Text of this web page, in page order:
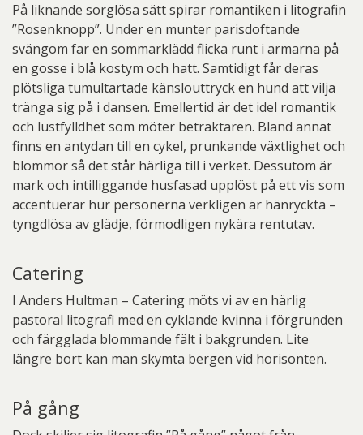
På liknande sorglösa sätt spirar romantiken i litografin
”Rosenknopp”. Under en munter parisdoftande
svängom far en sommarklädd flicka runt i armarna på
en gosse i blå kostym och hatt. Samtidigt får deras
plötsliga tumultartade känslouttryck en hund att vilja
tränga sig på i dansen. Emellertid är det idel romantik
och lustfylldhet som möter betraktaren. Bland annat
finns en antydan till en cykel, prunkande växtlighet och
blommor så det står härliga till i verket. Dessutom är
mark och intilliggande husfasad upplöst på ett vis som
accentuerar hur personerna verkligen är hänryckta –
tyngdlösa av glädje, förmodligen nykära rentutav.
Catering
I Anders Hultman – Catering möts vi av en härlig
pastoral litografi med en cyklande kvinna i förgrunden
och färgglada blommande fält i bakgrunden. Lite
längre bort kan man skymta bergen vid horisonten.
På gång